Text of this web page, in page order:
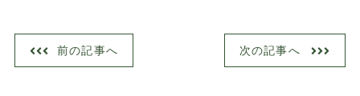
前の記事へ 次の記事へ